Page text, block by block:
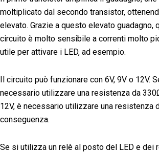
moltiplicato dal secondo transistor,
elevato. Grazie a questo elevato guadagno,
circuito è molto sensibile a correnti molto
utile per attivare i LED, ad esempio.
Il circuito può funzionare con 6V, 9V o 12V.
necessario utilizzare una resistenza da
12V, è necessario utilizzare una resistenza
conseguenza.
Se si utilizza un relè al posto del LED e dei